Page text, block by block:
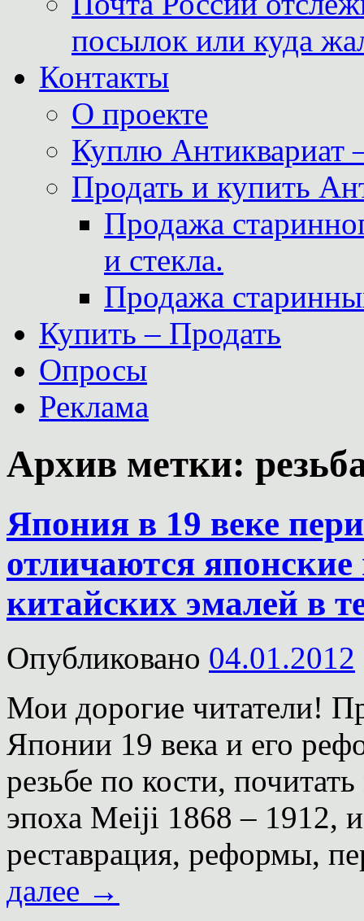
посылок или куда
Контакты
О проекте
Куплю Антиквариат
Продать и купить
Продажа
и стекла.
Продажа
Купить – Продать
Опросы
Реклама
Архив метки:
Япония в 19 веке
отличаются японские
китайских эмалей в
Опубликовано 04.01.2012
Мои дорогие читатели!
Японии 19 века и его
резьбе по кости,
эпоха Meiji 1868 – 1912,
реставрация, реформы,
далее →